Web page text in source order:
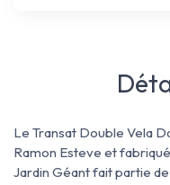
Le Transat Double Vela
Ramon Esteve et
Jardin Géant fait partie